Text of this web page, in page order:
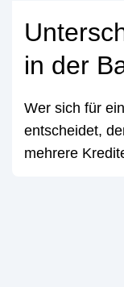
in der
Wer sich für
entscheidet,
mehrere